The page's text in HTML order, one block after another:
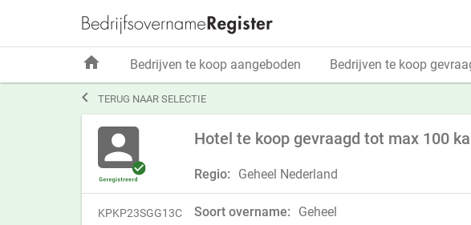
 TERUG NAAR SELECTIE
Hotel te koop gevraagd tot max 100
Regio: Geheel Nederland
KPKP23SGG13C Soort overname: Geheel
home Bedrijven te koop aangeboden Bedrijven te koop